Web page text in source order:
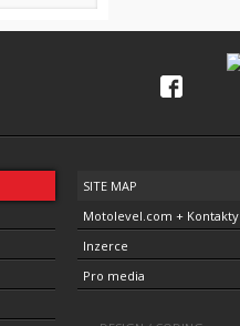
SITE MAP
Motolevel.com + Kontakty
Inzerce
Pro media